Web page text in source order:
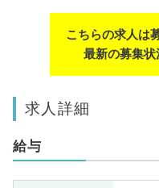
こちらの求人は
最新の募集状
求人詳細
給与